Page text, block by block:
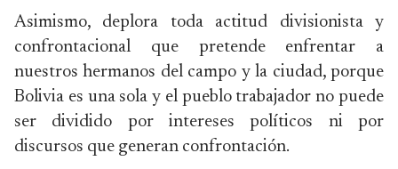
Asimismo, deplora toda actitud divisionista y
confrontacional que pretende enfrentar a
nuestros hermanos del campo y la ciudad, porque
Bolivia es una sola y el pueblo trabajador no puede
ser dividido por intereses políticos ni por
discursos que generan confrontación.